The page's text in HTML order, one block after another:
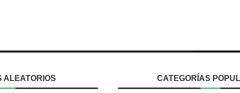
ALEATORIOS CATEGORÍAS